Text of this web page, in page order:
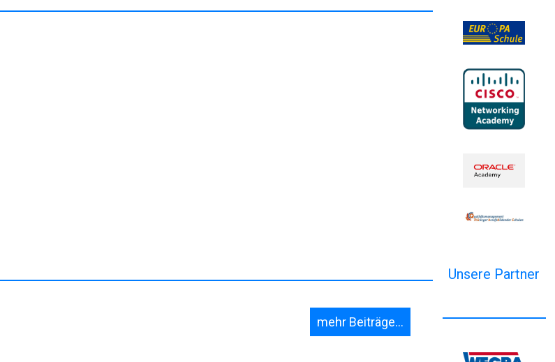
mehr Beiträge...
Unsere Partner